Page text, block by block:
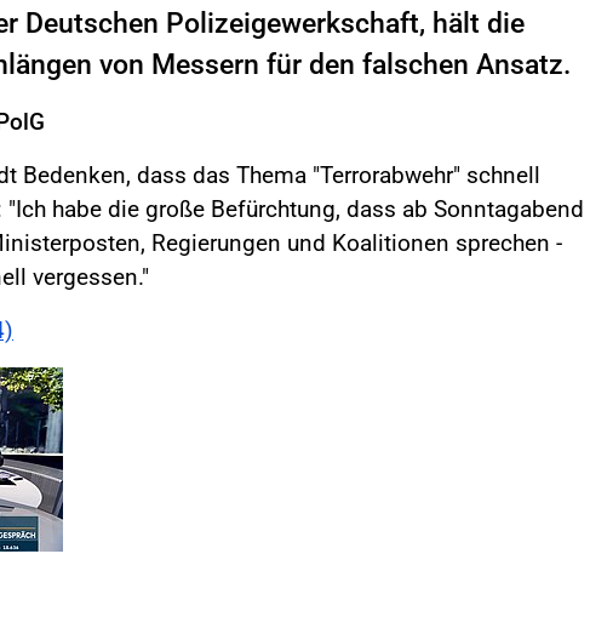
Deutschen Polizeigewerkschaft, hält die
von Messern für den falschen Ansatz.
Bedenken, dass das Thema "Terrorabwehr" schnell
habe die große Befürchtung, dass ab Sonntagabend
Regierungen und Koalitionen sprechen -
vergessen."